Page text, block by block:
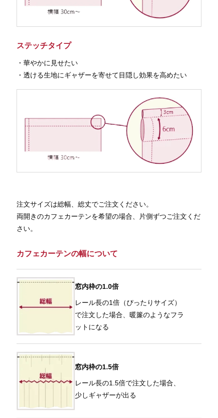
ステッチタイプ
・華やかに見せたい
・透ける生地にギャザーを寄せて目隠し効果を高めたい
注文サイズは総幅、総丈でご注文ください。
両開きのカフェカーテンを希望の場合、片側ずつご注文くだ
さい。
カフェカーテンの幅について
窓内枠の1.0倍
レール長の1倍（ぴったりサイズ）
で注文した場合、暖簾のようなフラ
ットになる
窓内枠の1.5倍
レール長の1.5倍で注文した場合、
少しギャザーが出る